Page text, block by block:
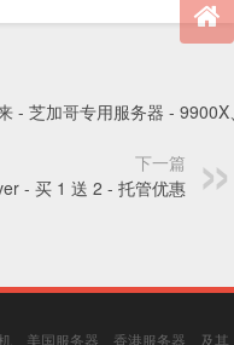
- 芝加哥专用服务器 - 9900X
下一篇
- 买 1 送 2 - 托管优惠
、美国服务器、香港服务器、及其